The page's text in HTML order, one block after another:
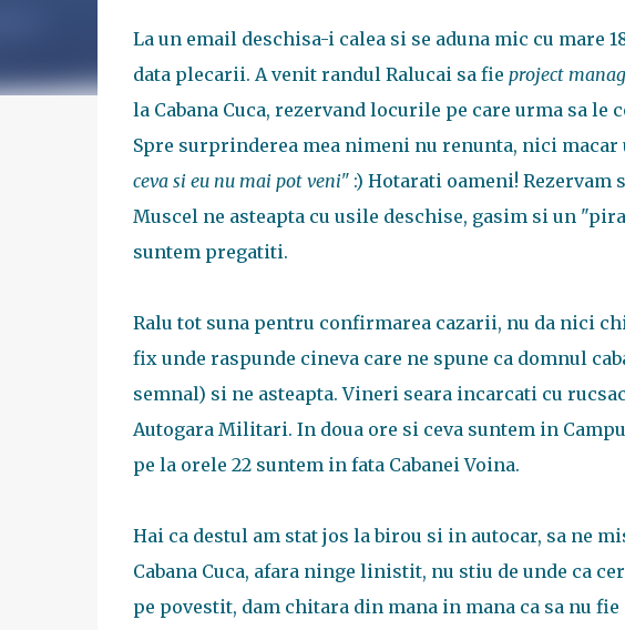
La un email deschisa-i calea si se aduna mic cu mare
data plecarii. A venit randul Ralucai sa fie project
la Cabana Cuca, rezervand locurile pe care urma sa
Spre surprinderea mea nimeni nu renunta, nici macar
ceva si eu nu mai pot veni":) Hotarati oameni! Rezervam
Muscel ne asteapta cu usile deschise, gasim si un
suntem pregatiti.
Ralu tot suna pentru confirmarea cazarii, nu da nici
fix unde raspunde cineva care ne spune ca domnul
semnal) si ne asteapta. Vineri seara incarcati cu
Autogara Militari. In doua ore si ceva suntem in
pe la orele 22 suntem in fata Cabanei Voina.
Hai ca destul am stat jos la birou si in autocar, sa ne
Cabana Cuca, afara ninge linistit, nu stiu de unde ca
pe povestit, dam chitara din mana in mana ca sa nu